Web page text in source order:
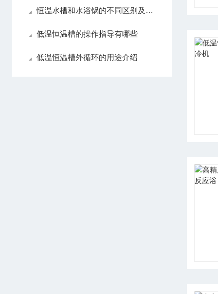
恒温水槽和水浴锅的不同区别及用途介绍
低温恒温槽的操作指导有哪些
低温恒温槽外循环的用途介绍